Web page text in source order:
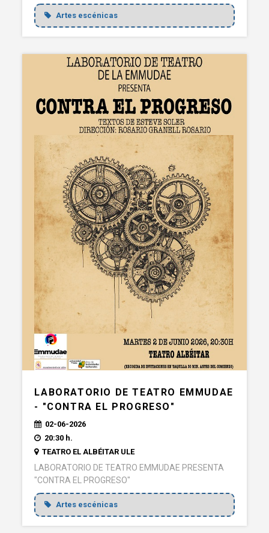
Artes escénicas
LABORATORIO DE TEATRO EMMUDAE
- "CONTRA EL PROGRESO"
02-06-2026
20:30 h.
TEATRO EL ALBÉITAR ULE
LABORATORIO DE TEATRO EMMUDAE PRESENTA
"CONTRA EL PROGRESO"
Artes escénicas